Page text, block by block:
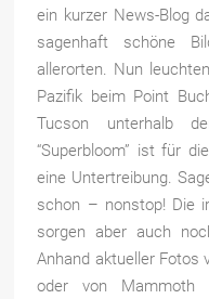
ein kurzer News-Blog
sagenhaft schöne
allerorten. Nun
Pazifik beim Point
Tucson unterhalb
“Superbloom” ist für
eine Untertreibung.
schon – nonstop! Die
sorgen aber auch
Anhand aktueller Fotos
oder von Mammoth